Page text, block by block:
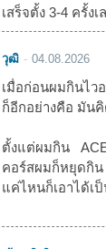
เสร็จตั้ง 3-4 ครั้งเ
วุฒิ 04.08.2026
เมื่อก่อนผมกินไว
ก็อีกอย่างคือ มัน
ตั้งแต่ผมกิน
คอร์สผมก็หยุดกิน
แค่ไหนก็เอาได้เ